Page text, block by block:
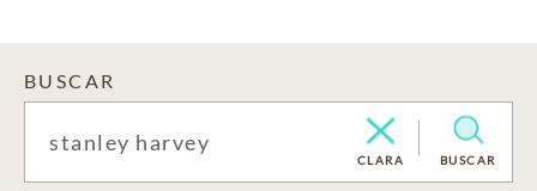
BUSCAR
CLARA BUSCAR